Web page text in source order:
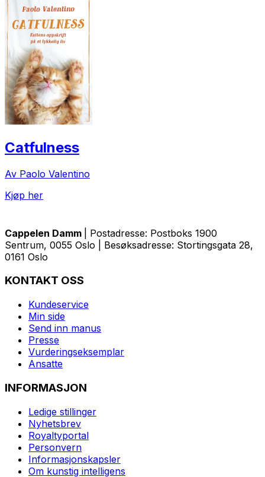
Catfulness
Av Paolo Valentino
Kjøp her
Cappelen Damm
| Postadresse: Postboks 1900
Sentrum, 0055 Oslo | Besøksadresse: Stortingsgata 28,
0161 Oslo
KONTAKT OSS
Kundeservice
Min side
Send inn manus
Presse
Vurderingseksemplar
Ansatte
INFORMASJON
Ledige stillinger
Nyhetsbrev
Royaltyportal
Personvern
Informasjonskapsler
Om kunstig intelligens